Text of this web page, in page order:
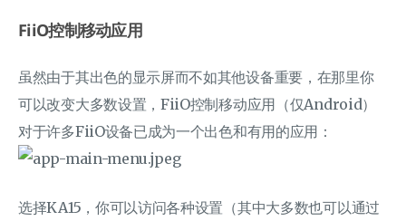
FiiO控制移动应用
虽然由于其出色的显示屏而不如其他设备重要，在那里你
可以改变大多数设置，FiiO控制移动应用（仅Android）
对于许多FiiO设备已成为一个出色和有用的应用：
选择KA15，你可以访问各种设置（其中大多数也可以通过